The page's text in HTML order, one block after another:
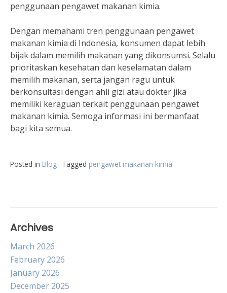
penggunaan pengawet makanan kimia.
Dengan memahami tren penggunaan pengawet
makanan kimia di Indonesia, konsumen dapat lebih
bijak dalam memilih makanan yang dikonsumsi. Selalu
prioritaskan kesehatan dan keselamatan dalam
memilih makanan, serta jangan ragu untuk
berkonsultasi dengan ahli gizi atau dokter jika
memiliki keraguan terkait penggunaan pengawet
makanan kimia. Semoga informasi ini bermanfaat
bagi kita semua.
Posted in Blog Tagged pengawet makanan kimia
Archives
March 2026
February 2026
January 2026
December 2025